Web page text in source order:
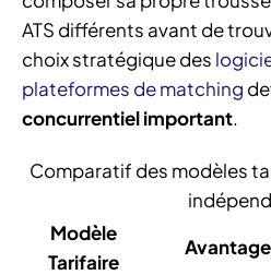
ATS différents avant de
choix stratégique des
plateformes de matching
concurrentiel important.
Comparatif des modèles
Modèle
Tarifaire